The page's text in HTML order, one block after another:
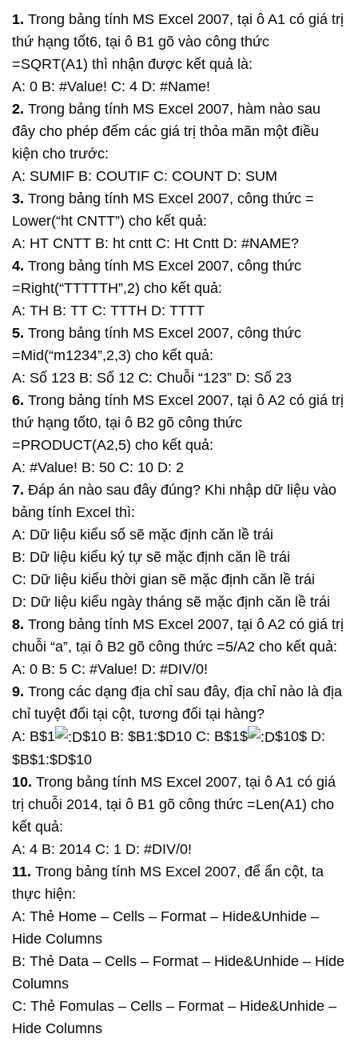
1. Trong bảng tính MS Excel 2007, tại ô A1 có giá trị
thứ hạng tốt6, tại ô B1 gõ vào công thức
=SQRT(A1) thì nhận được kết quả là:
A: 0 B: #Value! C: 4 D: #Name!
2. Trong bảng tính MS Excel 2007, hàm nào sau
đây cho phép đếm các giá trị thỏa mãn một điều
kiện cho trước:
A: SUMIF B: COUTIF C: COUNT D: SUM
3. Trong bảng tính MS Excel 2007, công thức =
Lower(“ht CNTT”) cho kết quả:
A: HT CNTT B: ht cntt C: Ht Cntt D: #NAME?
4. Trong bảng tính MS Excel 2007, công thức
=Right(“TTTTTH”,2) cho kết quả:
A: TH B: TT C: TTTH D: TTTT
5. Trong bảng tính MS Excel 2007, công thức
=Mid(“m1234”,2,3) cho kết quả:
A: Số 123 B: Số 12 C: Chuỗi “123” D: Số 23
6. Trong bảng tính MS Excel 2007, tại ô A2 có giá trị
thứ hạng tốt0, tại ô B2 gõ công thức
=PRODUCT(A2,5) cho kết quả:
A: #Value! B: 50 C: 10 D: 2
7. Đáp án nào sau đây đúng? Khi nhập dữ liệu vào
bảng tính Excel thì:
A: Dữ liệu kiểu số sẽ mặc định căn lề trái
B: Dữ liệu kiểu ký tự sẽ mặc định căn lề trái
C: Dữ liệu kiểu thời gian sẽ mặc định căn lề trái
D: Dữ liệu kiểu ngày tháng sẽ mặc định căn lề trái
8. Trong bảng tính MS Excel 2007, tại ô A2 có giá trị
chuỗi “a”, tại ô B2 gõ công thức =5/A2 cho kết quả:
A: 0 B: 5 C: #Value! D: #DIV/0!
9. Trong các dạng địa chỉ sau đây, địa chỉ nào là địa
chỉ tuyệt đối tại cột, tương đối tại hàng?
A: B$1
$10 B: $B1:$D10 C: B$1$
$10$ D:
$B$1:$D$10
10. Trong bảng tính MS Excel 2007, tại ô A1 có giá
trị chuỗi 2014, tại ô B1 gõ công thức =Len(A1) cho
kết quả:
A: 4 B: 2014 C: 1 D: #DIV/0!
11. Trong bảng tính MS Excel 2007, để ẩn cột, ta
thực hiện:
A: Thẻ Home – Cells – Format – Hide&Unhide –
Hide Columns
B: Thẻ Data – Cells – Format – Hide&Unhide – Hide
Columns
C: Thẻ Fomulas – Cells – Format – Hide&Unhide –
Hide Columns